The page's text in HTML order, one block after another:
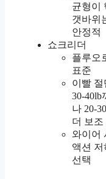
균형이
갯바위
안정적
쇼크리더
플루오
표준
이빨 절
30-40lb
나 20-
더 보조
와이어
액션 저
선택